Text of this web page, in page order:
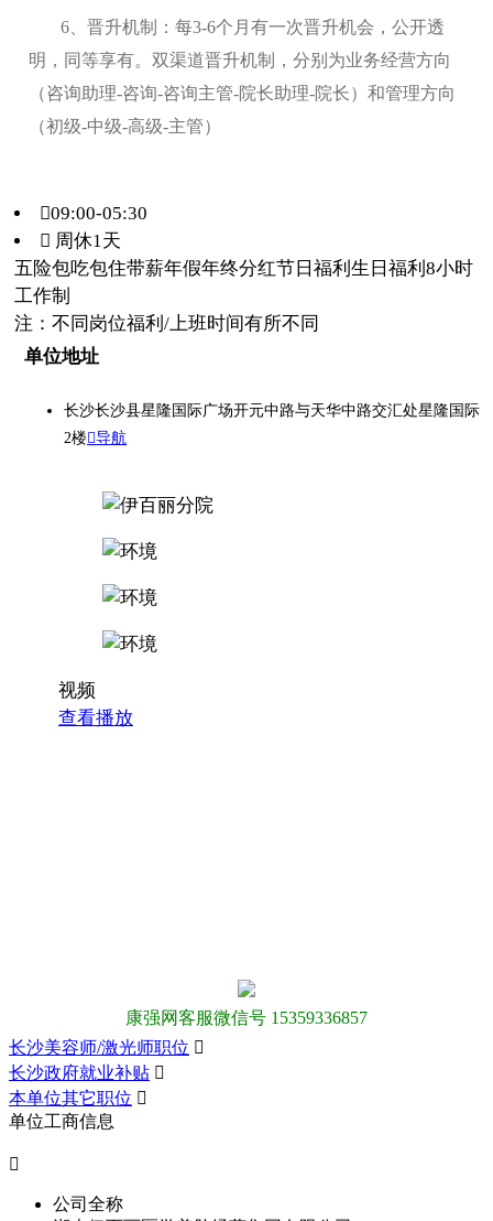
6、晋升机制：每3-6个月有一次晋升机会，公开透
明，同等享有。双渠道晋升机制，分别为业务经营方向
（咨询助理-咨询-咨询主管-院长助理-院长）和管理方向
（初级-中级-高级-主管）
09:00-05:30
 周休1天
五险包吃包住带薪年假年终分红节日福利 生日福利 8小时
工作制
注：不同岗位福利/上班时间有所不同
单位地址
长沙长沙县星隆国际广场开元中路与天华中路交汇处星隆国际
2楼导航
视频
查看播放
康强网客服微信号 15359336857
长沙美容师/激光师职位 
长沙政府就业补贴 
本单位其它职位 
单位工商信息

公司全称